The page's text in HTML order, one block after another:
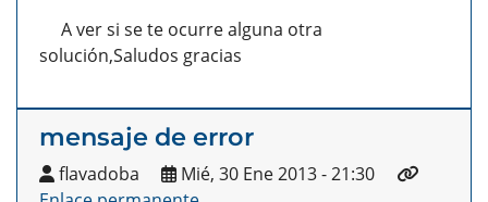
A ver si se te ocurre alguna otra
solución,Saludos gracias
mensaje de error
flavadoba
Mié, 30 Ene 2013 - 21:30